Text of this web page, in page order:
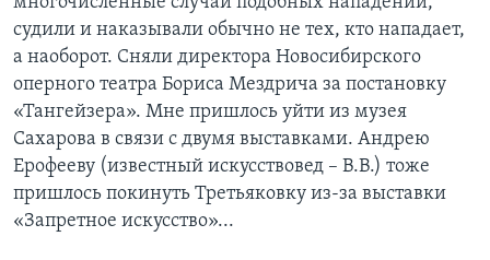
судили и наказывали обычно не тех, кто нападает,
а наоборот. Сняли директора Новосибирского
оперного театра Бориса Мездрича за постановку
«Тангейзера». Мне пришлось уйти из музея
Сахарова в связи с двумя выставками. Андрею
Ерофееву (известный искусствовед – В.В.) тоже
пришлось покинуть Третьяковку из-за выставки
«Запретное искусство»...